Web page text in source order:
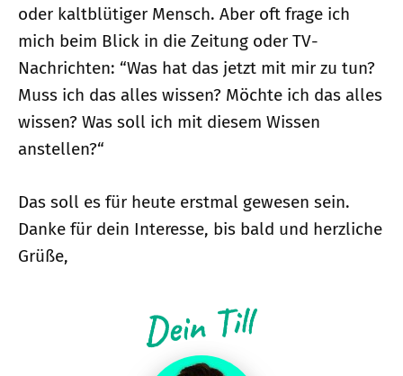
oder kaltblütiger Mensch. Aber oft frage ich
mich beim Blick in die Zeitung oder TV-
Nachrichten: “Was hat das jetzt mit mir zu tun?
Muss ich das alles wissen? Möchte ich das alles
wissen? Was soll ich mit diesem Wissen
anstellen?“
Das soll es für heute erstmal gewesen sein.
Danke für dein Interesse, bis bald und herzliche
Grüße,